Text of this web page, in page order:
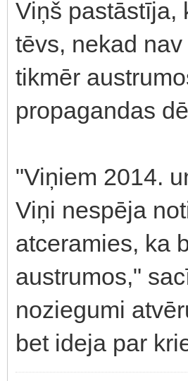
Viņš pastāstīja,
tēvs, nekad
tikmēr
propagandas
"Viņiem 2014.
Viņi nespēja
atceramies, ka
austrumos,"
noziegumi
bet ideja par